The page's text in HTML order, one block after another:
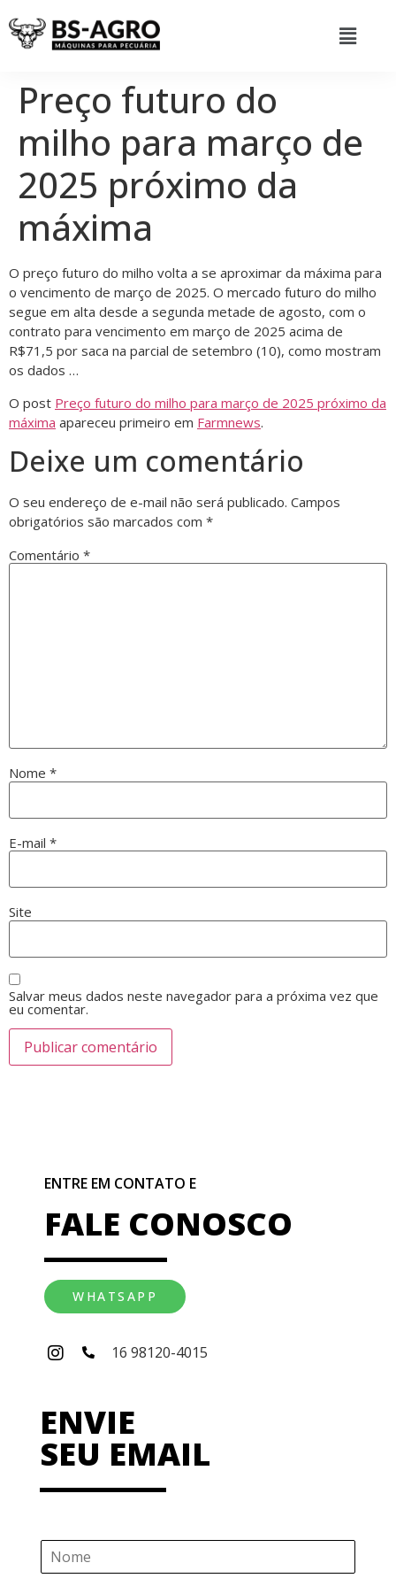
Preço futuro do
milho para março de
2025 próximo da
máxima
O preço futuro do milho volta a se aproximar da máxima para
o vencimento de março de 2025. O mercado futuro do milho
segue em alta desde a segunda metade de agosto, com o
contrato para vencimento em março de 2025 acima de
R$71,5 por saca na parcial de setembro (10), como mostram
os dados …
O post Preço futuro do milho para março de 2025 próximo da
máxima apareceu primeiro em Farmnews.
Deixe um comentário
O seu endereço de e-mail não será publicado. Campos
obrigatórios são marcados com *
Comentário *
Nome *
E-mail *
Site
Salvar meus dados neste navegador para a próxima vez que
eu comentar.
ENTRE EM CONTATO E
FALE CONOSCO
WHATSAPP
16 98120-4015
ENVIE
SEU EMAIL
N